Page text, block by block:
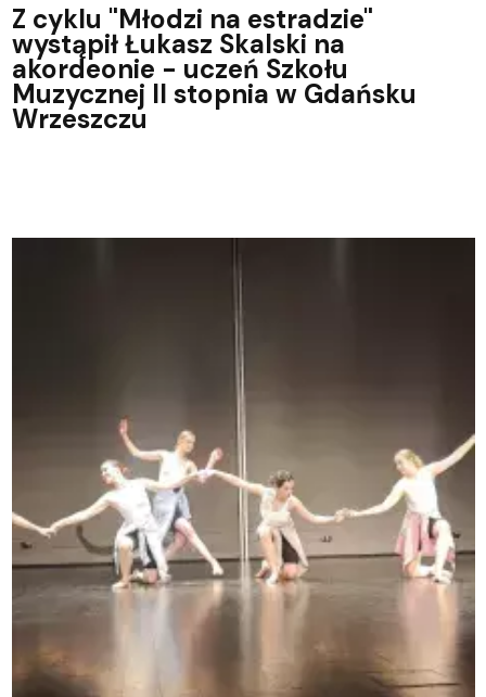
Z cyklu "Młodzi na estradzie"
wystąpił Łukasz Skalski na
akordeonie - uczeń Szkołu
Muzycznej II stopnia w Gdańsku
Wrzeszczu